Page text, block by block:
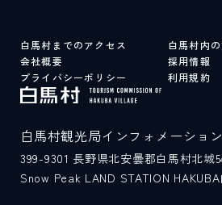
白馬村までのアクセス
白馬村内
会社概要
採用情報
プライバシーポリシー
利用規約
白馬村観光局インフォメーション
399-9301 長野県北安曇郡白馬村北城
Snow Peak LAND STATION HAKUBA